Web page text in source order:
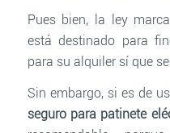
Pues bien, la ley
está destinado para
para su alquiler sí que
Sin embargo, si es de
seguro para patinete